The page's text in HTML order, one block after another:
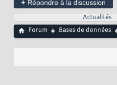
+ Répondre à la discussion
Actualités
Forum
Bases de données